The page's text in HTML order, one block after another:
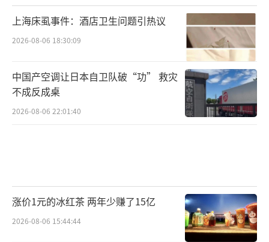
上海床虱事件：酒店卫生问题引热议
2026-08-06 18:30:09
中国产空调让日本自卫队破“功” 救灾
不成反成桌
2026-08-06 22:01:40
涨价1元的冰红茶 两年少赚了15亿
2026-08-06 15:44:44